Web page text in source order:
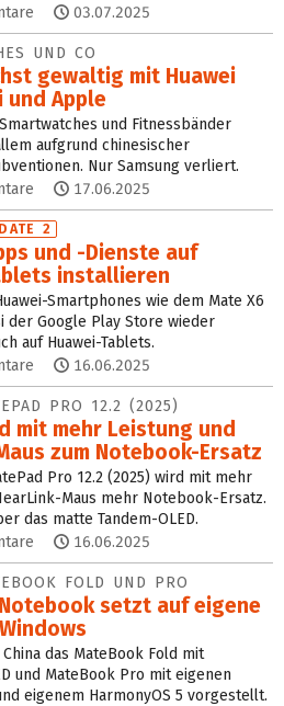
03.07.2025
UND CO
gewaltig mit Huawei
und Apple
und Fitnessbänder
aufgrund chinesischer
Nur Samsung verliert.
17.06.2025
2
und -Dienste auf
installieren
Smartphones wie dem Mate X6
der Google Play Store wieder
auf Huawei-Tablets.
16.06.2025
PRO 12.2 (2025)
mit mehr Leistung und
zum Notebook-Ersatz
Pro 12.2 (2025) wird mit mehr
Maus mehr Notebook-Ersatz.
das matte Tandem-OLED.
16.06.2025
FOLD UND PRO
setzt auf eigene
das MateBook Fold mit
und MateBook Pro mit eigenen
eigenem HarmonyOS 5 vorgestellt.